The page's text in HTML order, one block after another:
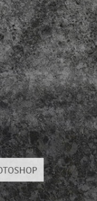
Productfoto's bewerken